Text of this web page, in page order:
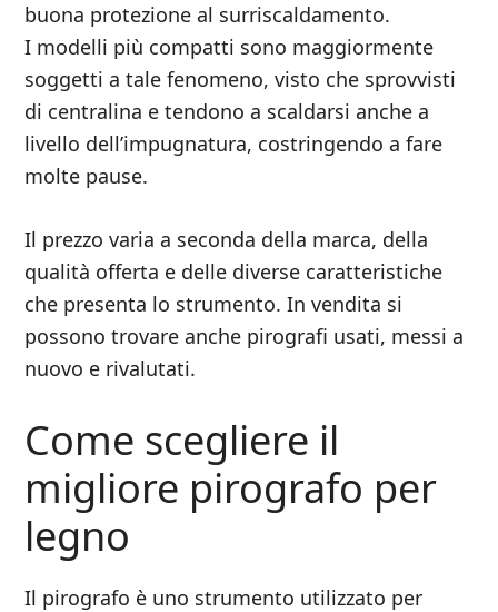
buona protezione al surriscaldamento.
I modelli più compatti sono maggiormente
soggetti a tale fenomeno, visto che sprovvisti
di centralina e tendono a scaldarsi anche a
livello dell’impugnatura, costringendo a fare
molte pause.
Il prezzo varia a seconda della marca, della
qualità offerta e delle diverse caratteristiche
che presenta lo strumento. In vendita si
possono trovare anche pirografi usati, messi a
nuovo e rivalutati.
Come scegliere il
migliore pirografo per
legno
Il pirografo è uno strumento utilizzato per